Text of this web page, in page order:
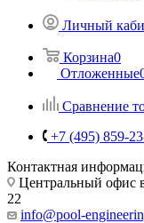
Личный
Корзина0
Отложенные
Сравнение
+7 (495) 859-
Контактная
Центральный офис
22
info@pool-